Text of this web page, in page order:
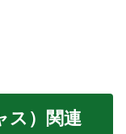
ス）関連